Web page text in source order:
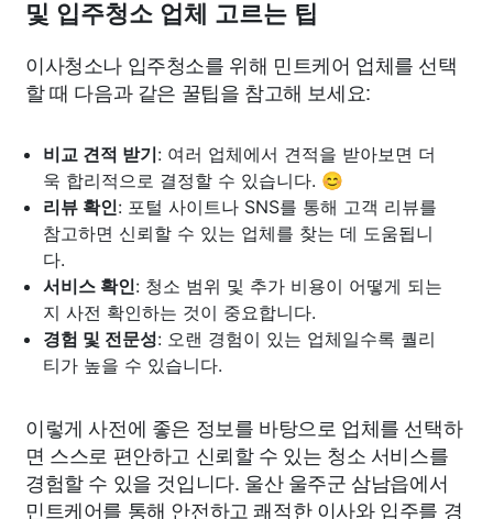
및 입주청소 업체 고르는 팁
이사청소나 입주청소를 위해 민트케어 업체를 선택
할 때 다음과 같은 꿀팁을 참고해 보세요:
비교 견적 받기: 여러 업체에서 견적을 받아보면 더
욱 합리적으로 결정할 수 있습니다. 😊
리뷰 확인: 포털 사이트나 SNS를 통해 고객 리뷰를
참고하면 신뢰할 수 있는 업체를 찾는 데 도움됩니
다.
서비스 확인: 청소 범위 및 추가 비용이 어떻게 되는
지 사전 확인하는 것이 중요합니다.
경험 및 전문성: 오랜 경험이 있는 업체일수록 퀄리
티가 높을 수 있습니다.
이렇게 사전에 좋은 정보를 바탕으로 업체를 선택하
면 스스로 편안하고 신뢰할 수 있는 청소 서비스를
경험할 수 있을 것입니다. 울산 울주군 삼남읍에서
민트케어를 통해 안전하고 쾌적한 이사와 입주를 경